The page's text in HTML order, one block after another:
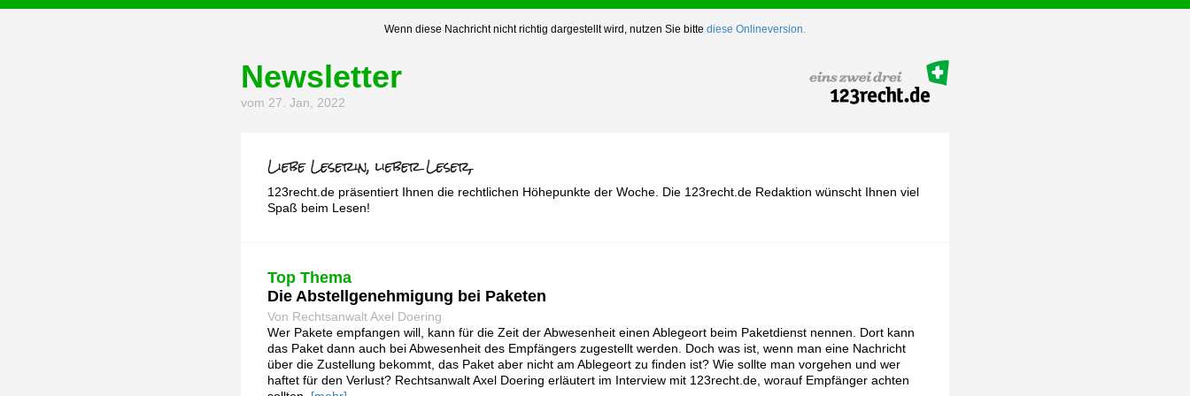
Wenn diese Nachricht nicht richtig dargestellt wird, nutzen Sie bitte diese Onlineversion.
Newsletter
vom 27. Jan, 2022
123recht.de präsentiert Ihnen die rechtlichen Höhepunkte der Woche. Die 123recht.de Redaktion wünscht Ihnen viel
Spaß beim Lesen!
Top Thema
Die Abstellgenehmigung bei Paketen
Von Rechtsanwalt Axel Doering
Wer Pakete empfangen will, kann für die Zeit der Abwesenheit einen Ablegeort beim Paketdienst nennen. Dort kann
das Paket dann auch bei Abwesenheit des Empfängers zugestellt werden. Doch was ist, wenn man eine Nachricht
über die Zustellung bekommt, das Paket aber nicht am Ablegeort zu finden ist? Wie sollte man vorgehen und wer
haftet für den Verlust? Rechtsanwalt Axel Doering erläutert im Interview mit 123recht.de, worauf Empfänger achten